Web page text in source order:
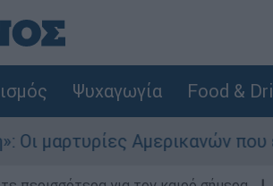
Ψυχαγωγία Food &
Αμερικανών που έχασαν τα